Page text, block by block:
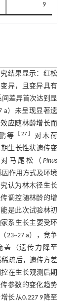
9
结果显示：红松
异，且变异具有
差异首次达到显
a）未呈现显著遗
应随林龄增长而
等
27］ 对木荷
生长性状遗传变
对马尾松（Pinus
作用方式及环境
认为林木径生长
调控随林龄的增
是此次试验林初
系生长主要受环
23~27 a），竞争
盖（遗传力降至
稀疏后，遗传方差
在生长观测后期
参数的变化趋势
长从0.227 9降至